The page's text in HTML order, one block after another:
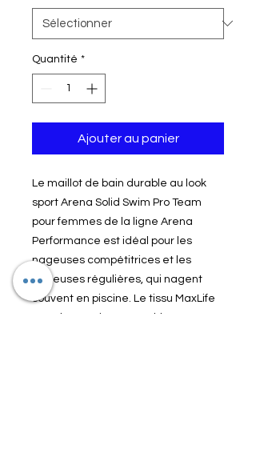
Quantité *
Ajouter au panier
Le maillot de bain durable au look
sport Arena Solid Swim Pro Team
pour femmes de la ligne Arena
Performance est idéal pour les
nageuses compétitrices et les
nageuses régulières, qui nagent
souvent en piscine. Le tissu MaxLife
Eco ultra-résistant au chlore avec